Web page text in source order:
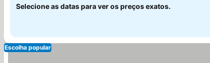
Selecione as datas para ver os preços exatos.
Escolha popular